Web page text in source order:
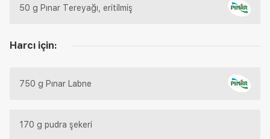
50 g Pınar Tereyağı, eritilmiş
Harcı için:
750 g Pınar Labne
170 g pudra şekeri